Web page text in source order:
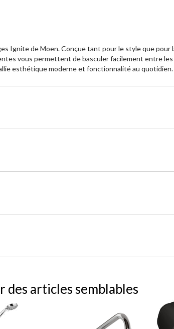
Ignite de Moen. Conçue tant pour le style que
vous permettent de basculer facilement entre
esthétique moderne et fonctionnalité au quotidien.
des articles semblables